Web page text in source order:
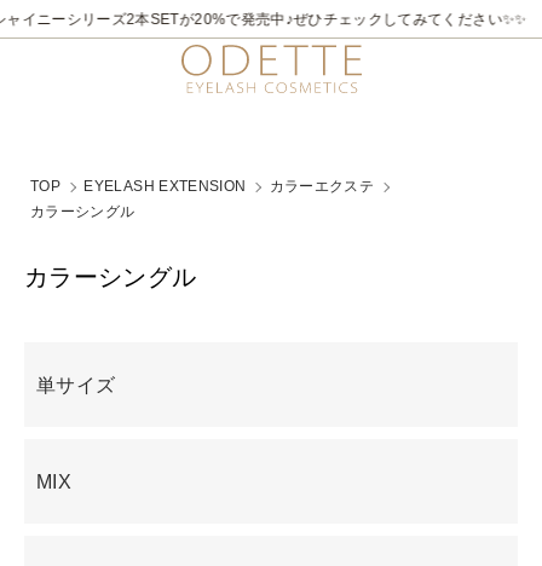
イニーシリーズ2本SETが20%で発売中♪ぜひチェックしてみてください✨✨
TOP EYELASH EXTENSION
カラーエクステ
カラーシングル
カラーシングル
単サイズ
MIX